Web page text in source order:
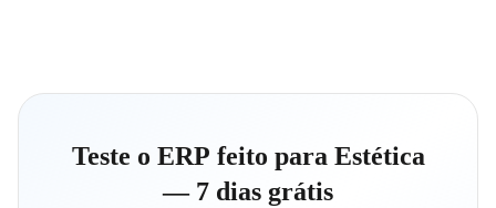
Teste o ERP feito para Estética
— 7 dias grátis